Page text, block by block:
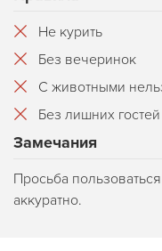
Не курить
Без вечеринок
С животными
Без лишних гостей
Замечания
Просьба
аккуратно.